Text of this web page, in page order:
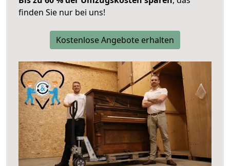
finden Sie nur bei uns!
Kostenlose Angebote erhalten